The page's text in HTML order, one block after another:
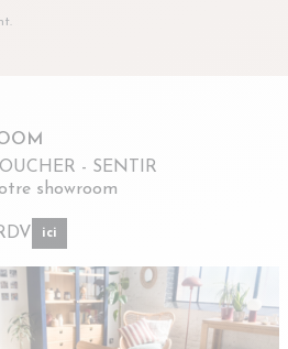
- SENTIR
showroom
ici